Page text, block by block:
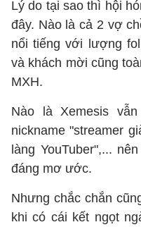
Lý do tại sao thì hội
đây. Nào là cả 2 vợ
nổi tiếng với lượng
và khách mời cũng
MXH.
Nào là Xemesis
nickname "streamer
làng YouTuber",...
đáng mơ ước.
Nhưng chắc chắn
khi có cái kết ngọt